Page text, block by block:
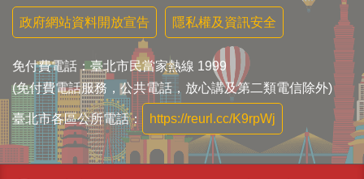
政府網站資料開放宣告 隱私權及資訊安全
免付費電話：臺北市民當家熱線 1999
(免付費電話服務，公共電話，放心講及第二類電信除外)
臺北市各區公所電話： https://reurl.cc/K9rpWj